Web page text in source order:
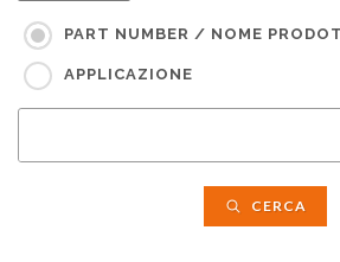
PART NUMBER / NOME
APPLICAZIONE
CERCA